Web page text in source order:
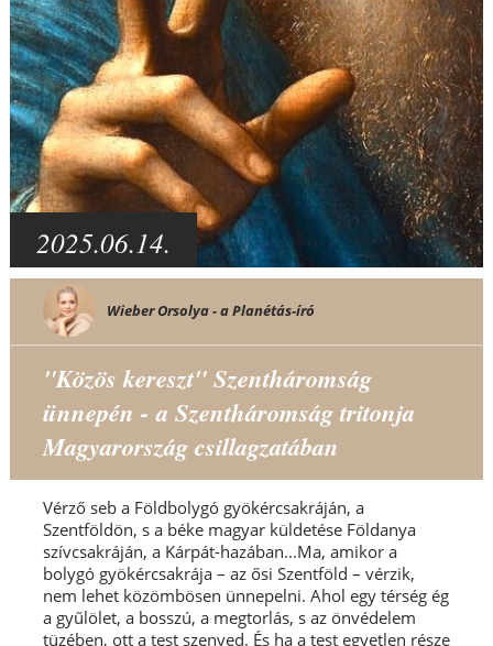
2025.06.14.
Wieber Orsolya - a Planétás-író
"Közös kereszt" Szentháromság
ünnepén - a Szentháromság tritonja
Magyarország csillagzatában
Vérző seb a Földbolygó gyökércsakráján, a
Szentföldön, s a béke magyar küldetése Földanya
szívcsakráján, a Kárpát-hazában...Ma, amikor a
bolygó gyökércsakrája – az ősi Szentföld – vérzik,
nem lehet közömbösen ünnepelni. Ahol egy térség ég
a gyűlölet, a bosszú, a megtorlás, s az önvédelem
tüzében, ott a test szenved. És ha a test egyetlen része